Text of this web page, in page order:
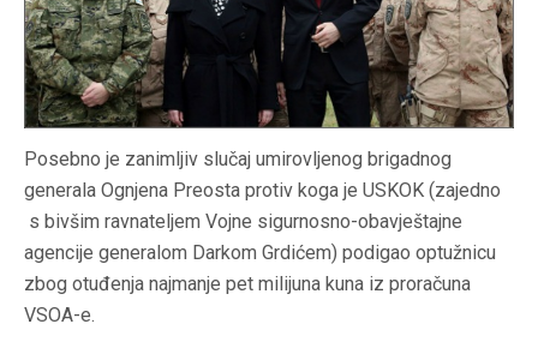
Posebno je zanimljiv slučaj umirovljenog brigadnog
generala Ognjena Preosta protiv koga je USKOK (zajedno
s bivšim ravnateljem Vojne sigurnosno-obavještajne
agencije generalom Darkom Grdićem) podigao optužnicu
zbog otuđenja najmanje pet milijuna kuna iz proračuna
VSOA-e.